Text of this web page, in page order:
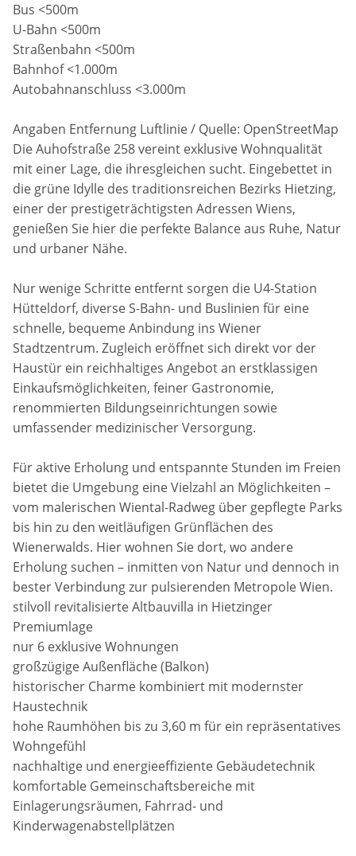
Bus <500m
U-Bahn <500m
Straßenbahn <500m
Bahnhof <1.000m
Autobahnanschluss <3.000m
Angaben Entfernung Luftlinie / Quelle: OpenStreetMap
Die Auhofstraße 258 vereint exklusive Wohnqualität
mit einer Lage, die ihresgleichen sucht. Eingebettet in
die grüne Idylle des traditionsreichen Bezirks Hietzing,
einer der prestigeträchtigsten Adressen Wiens,
genießen Sie hier die perfekte Balance aus Ruhe, Natur
und urbaner Nähe.
Nur wenige Schritte entfernt sorgen die U4-Station
Hütteldorf, diverse S-Bahn- und Buslinien für eine
schnelle, bequeme Anbindung ins Wiener
Stadtzentrum. Zugleich eröffnet sich direkt vor der
Haustür ein reichhaltiges Angebot an erstklassigen
Einkaufsmöglichkeiten, feiner Gastronomie,
renommierten Bildungseinrichtungen sowie
umfassender medizinischer Versorgung.
Für aktive Erholung und entspannte Stunden im Freien
bietet die Umgebung eine Vielzahl an Möglichkeiten –
vom malerischen Wiental-Radweg über gepflegte Parks
bis hin zu den weitläufigen Grünflächen des
Wienerwalds. Hier wohnen Sie dort, wo andere
Erholung suchen – inmitten von Natur und dennoch in
bester Verbindung zur pulsierenden Metropole Wien.
stilvoll revitalisierte Altbauvilla in Hietzinger
Premiumlage
nur 6 exklusive Wohnungen
großzügige Außenfläche (Balkon)
historischer Charme kombiniert mit modernster
Haustechnik
hohe Raumhöhen bis zu 3,60 m für ein repräsentatives
Wohngefühl
nachhaltige und energieeffiziente Gebäudetechnik
komfortable Gemeinschaftsbereiche mit
Einlagerungsräumen, Fahrrad- und
Kinderwagenabstellplätzen